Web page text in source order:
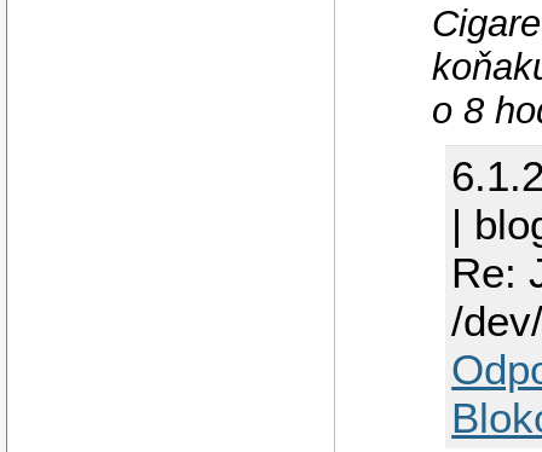
o 8
|
Re:
/